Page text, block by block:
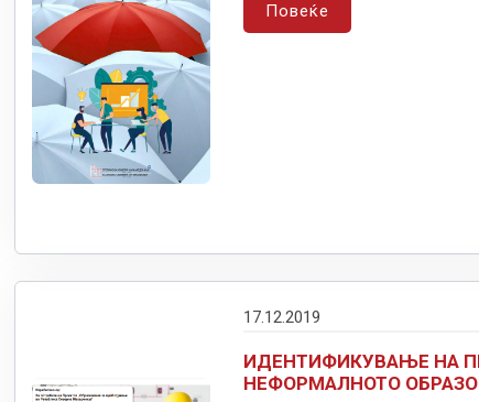
Повеќе
17.12.2019
ИДЕНТИФИКУВАЊЕ НА
НЕФОРМАЛНОТО